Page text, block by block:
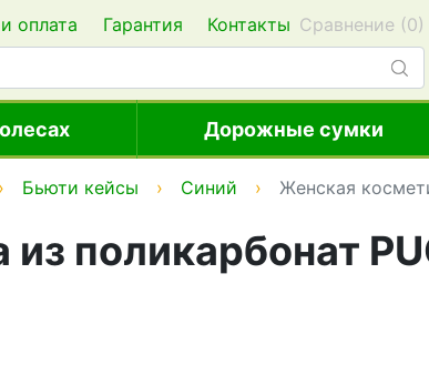
оплата Гарантия Контакты Сравнение (0)
Дорожные сумки
Бьюти кейсы Синий Женская
поликарбонат